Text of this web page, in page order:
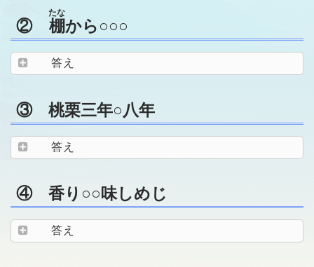
② 棚
たな
から○○○
答え
③ 桃栗三年○八年
答え
④ 香り○○味しめじ
答え